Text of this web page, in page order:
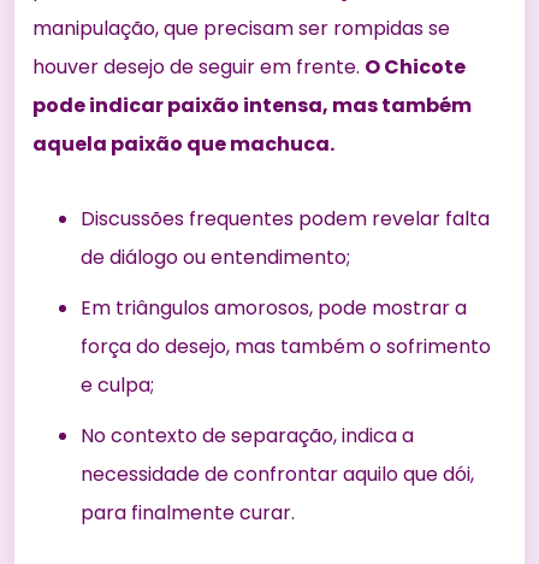
manipulação, que precisam ser rompidas se
houver desejo de seguir em frente. O Chicote
pode indicar paixão intensa, mas também
aquela paixão que machuca.
Discussões frequentes podem revelar falta
de diálogo ou entendimento;
Em triângulos amorosos, pode mostrar a
força do desejo, mas também o sofrimento
e culpa;
No contexto de separação, indica a
necessidade de confrontar aquilo que dói,
para finalmente curar.